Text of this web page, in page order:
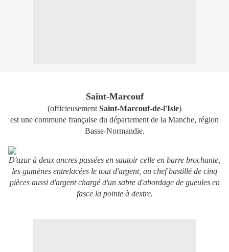
Saint-Marcouf
(officieusement Saint-Marcouf-de-l'Isle)
est une commune française du département de la Manche, région
Basse-Normandie.
D'azur à deux ancres passées en sautoir celle en barre brochante,
les gumènes entrelacées le tout d'argent, au chef bastillé de cinq
pièces aussi d'argent chargé d'un sabre d'abordage de gueules en
fasce la pointe à dextre.